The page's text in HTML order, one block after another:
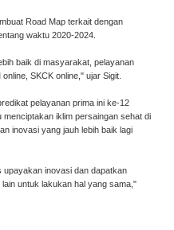
Road Map terkait dengan
waktu 2020-2024.
baik di masyarakat, pelayanan
SKCK online," ujar Sigit.
pelayanan prima ini ke-12
iklim persaingan sehat di
inovasi yang jauh lebih baik lagi
inovasi dan dapatkan
untuk lakukan hal yang sama,"